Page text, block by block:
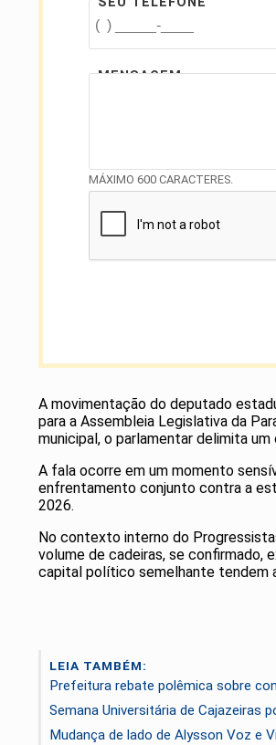
MENSAGEM
MÁXIMO 600 CARACTERES.
A movimentação do deputado
para a Assembleia Legislativa da
municipal, o parlamentar delimita
A fala ocorre em um momento
enfrentamento conjunto contra a
2026.
No contexto interno do
volume de cadeiras, se
capital político semelhante tendem
LEIA TAMBÉM:
Prefeitura rebate polêmica sobre
Semana Universitária de Cajazeiras
Mudança de lado de Alysson Voz e